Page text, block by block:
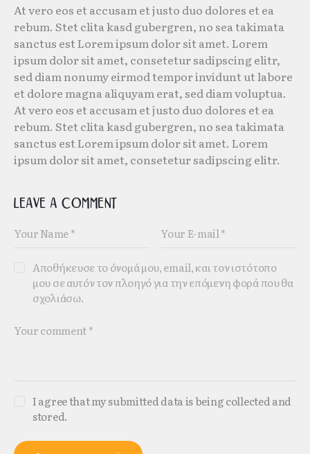
At vero eos et accusam et justo duo dolores et ea
rebum. Stet clita kasd gubergren, no sea takimata
sanctus est Lorem ipsum dolor sit amet. Lorem
ipsum dolor sit amet, consetetur sadipscing elitr,
sed diam nonumy eirmod tempor invidunt ut labore
et dolore magna aliquyam erat, sed diam voluptua.
At vero eos et accusam et justo duo dolores et ea
rebum. Stet clita kasd gubergren, no sea takimata
sanctus est Lorem ipsum dolor sit amet. Lorem
ipsum dolor sit amet, consetetur sadipscing elitr.
Leave a comment
Αποθήκευσε το όνομά μου, email, και τον ιστότοπο
μου σε αυτόν τον πλοηγό για την επόμενη φορά που θα
σχολιάσω.
I agree that my submitted data is being collected and
stored.